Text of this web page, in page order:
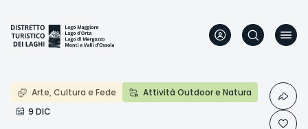
contenu
principal
Arte, Cultura e Fede
Attività Outdoor e Natura
9 DIC